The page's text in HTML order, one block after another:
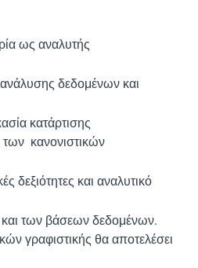
ως αναλυτής
δεδομένων και
κατάρτισης
κανονιστικών
δεξιότητες και αναλυτικό
των βάσεων δεδομένων.
γραφιστικής θα αποτελέσει